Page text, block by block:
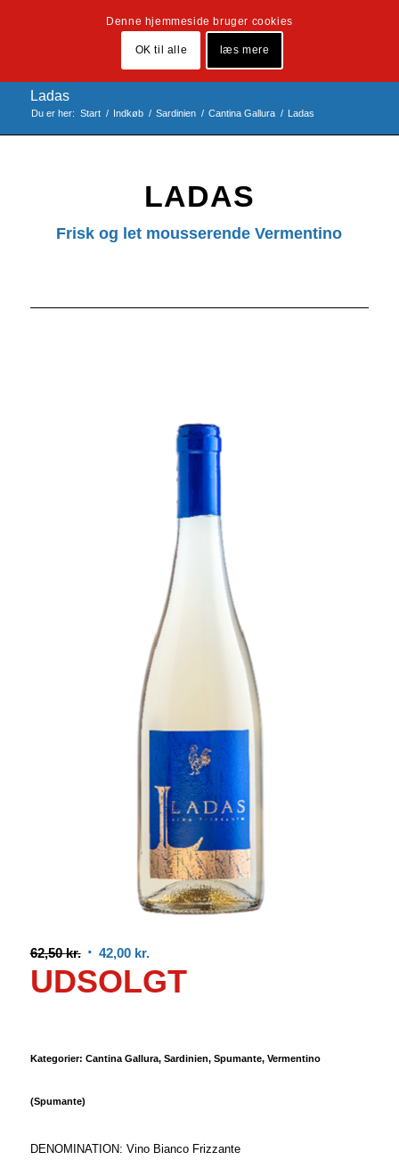
Ladas
Du er her: Start / Indkøb / Sardinien / Cantina Gallura / Ladas
LADAS
Frisk og let mousserende Vermentino
62,50kr. Den
oprindelige
pris
42,00 kr.
aktuelle
pris
UDSOLGT
Kategorier: Cantina Gallura, Sardinien, Spumante, Vermentino
(Spumante)
DENOMINATION: Vino Bianco Frizzante
Denne hjemmeside bruger cookies
OK til alle læs mere